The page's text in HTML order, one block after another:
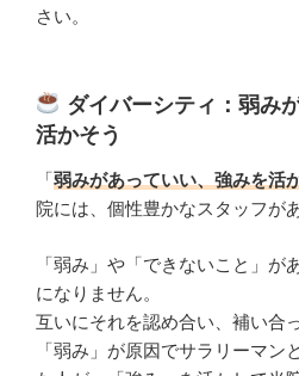
さい。
ダイバーシティ：弱み
活かそう
「弱みがあっていい、強みを活
院には、個性豊かなスタッフが
「弱み」や「できないこと」が
になりません。
互いにそれを認め合い、補い合
「弱み」が原因でサラリーマン